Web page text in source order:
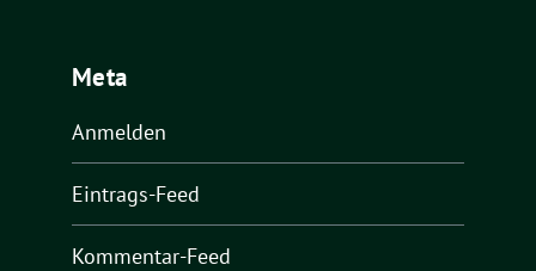
Meta
Anmelden
Eintrags-Feed
Kommentar-Feed